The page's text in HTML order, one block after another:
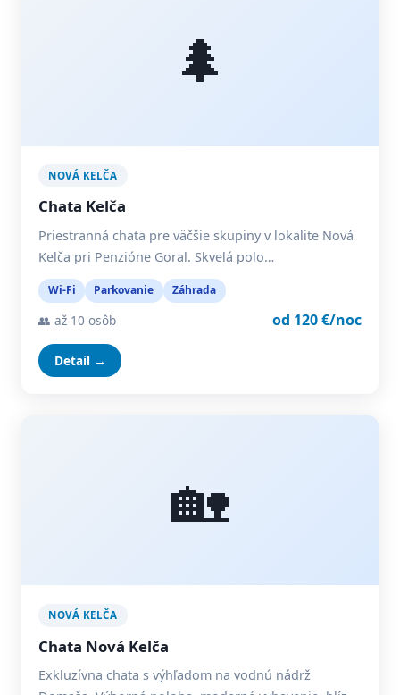
🌲
NOVÁ KELČA
Chata Kelča
Priestranná chata pre väčšie skupiny v lokalite Nová
Kelča pri Penzióne Goral. Skvelá polo…
Wi-Fi Parkovanie Záhrada
👥 až 10 osôb od 120 €/noc
Detail →
🏡
NOVÁ KELČA
Chata Nová Kelča
Exkluzívna chata s výhľadom na vodnú nádrž